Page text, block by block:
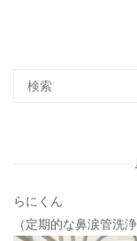
らにくん
（定期的な鼻涙管洗